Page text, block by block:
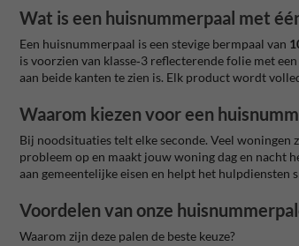
Wat is een huisnummerpaal met
Een huisnummerpaal is een stevige bermpaal van
is voorzien van klasse‑3 reflecterende folie met
aan beide kanten te zien is. Elk product wordt
Waarom kiezen voor een
Bij noodsituaties telt elke seconde. Veel
probleem op en maakt jouw woning dag en nacht
aan gemeentelijke eisen en helpt het hulpdiensten
Voordelen van onze
Waarom zijn deze palen de beste keuze?